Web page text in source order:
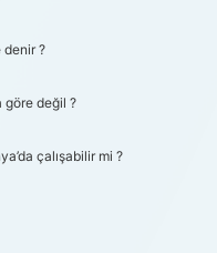
denir ?
göre değil ?
çalışabilir mi ?